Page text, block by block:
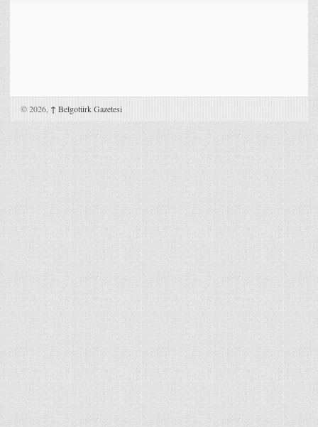
© 2026, ↑ Belgotürk Gazetesi